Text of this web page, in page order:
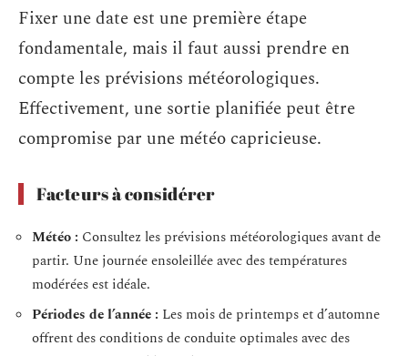
Fixer une date est une première étape
fondamentale, mais il faut aussi prendre en
compte les prévisions météorologiques.
Effectivement, une sortie planifiée peut être
compromise par une météo capricieuse.
Facteurs à considérer
Météo : Consultez les prévisions météorologiques avant de
partir. Une journée ensoleillée avec des températures
modérées est idéale.
Périodes de l’année : Les mois de printemps et d’automne
offrent des conditions de conduite optimales avec des